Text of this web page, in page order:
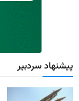
پیشنهاد سردبیر